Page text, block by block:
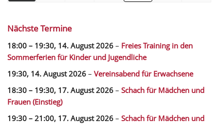
Nächste Termine
18:00 – 19:30, 14. August 2026 – Freies Training in den
Sommerferien für Kinder und Jugendliche
19:30, 14. August 2026 – Vereinsabend für Erwachsene
18:30 – 19:30, 17. August 2026 – Schach für Mädchen und
Frauen (Einstieg)
19:30 – 21:00, 17. August 2026 – Schach für Mädchen und